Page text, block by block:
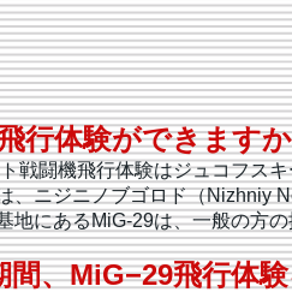
行体験ができます
戦闘機飛行体験はジュコフス
、ニジニノブゴロド（Nizhniy
地にあるMiG-29は、一般の方
、MiG−29飛行体